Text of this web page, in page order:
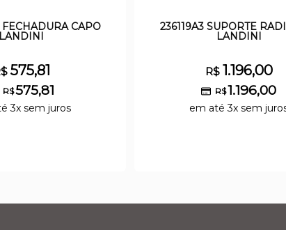
FECHADURA CAPO
LANDINI
575,81
R$575,81
3x sem juros
236119A3 SUPORTE
LANDINI
R$ 1.196,00
R$1.196,00
em até 3x sem